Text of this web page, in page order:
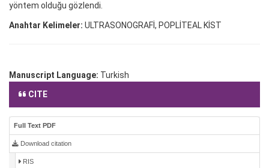
yöntem olduğu gözlendi.
Anahtar Kelimeler: ULTRASONOGRAFİ, POPLİTEAL KİST
Manuscript Language: Turkish
CITE
Full Text PDF
Download citation
RIS